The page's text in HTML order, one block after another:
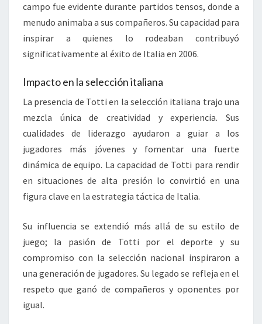
campo fue evidente durante partidos tensos, donde a
menudo animaba a sus compañeros. Su capacidad para
inspirar a quienes lo rodeaban contribuyó
significativamente al éxito de Italia en 2006.
Impacto en la selección italiana
La presencia de Totti en la selección italiana trajo una
mezcla única de creatividad y experiencia. Sus
cualidades de liderazgo ayudaron a guiar a los
jugadores más jóvenes y fomentar una fuerte
dinámica de equipo. La capacidad de Totti para rendir
en situaciones de alta presión lo convirtió en una
figura clave en la estrategia táctica de Italia.
Su influencia se extendió más allá de su estilo de
juego; la pasión de Totti por el deporte y su
compromiso con la selección nacional inspiraron a
una generación de jugadores. Su legado se refleja en el
respeto que ganó de compañeros y oponentes por
igual.